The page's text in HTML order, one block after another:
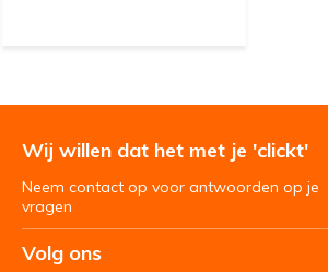
Wij willen dat het met je 'clickt'
Neem contact op voor antwoorden op je
vragen
Volg ons